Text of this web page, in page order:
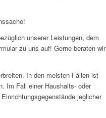
unserer Leistungen, dem
zu uns auf! Gerne beraten wir
In den meisten Fällen ist
Im Fall einer Haushalts- oder
jeglicher